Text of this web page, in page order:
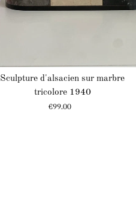
Sculpture d'alsacien sur marbre
tricolore 1940
Prix
€99.00